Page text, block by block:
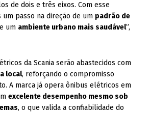
de dois e três eixos. Com esse
um passo na direção de um padrão de
um ambiente urbano mais saudável”,
da Scania serão abastecidos com
local, reforçando o compromisso
A marca já opera ônibus elétricos em
excelente desempenho mesmo sob
, o que valida a confiabilidade do